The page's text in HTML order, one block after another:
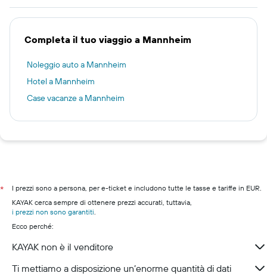
Completa il tuo viaggio a Mannheim
Noleggio auto a Mannheim
Hotel a Mannheim
Case vacanze a Mannheim
*
I prezzi sono a persona, per e-ticket e includono tutte le tasse e tariffe in EUR.
KAYAK cerca sempre di ottenere prezzi accurati, tuttavia,
i prezzi non sono garantiti.
Ecco perché:
KAYAK non è il venditore
Ti mettiamo a disposizione un’enorme quantità di dati